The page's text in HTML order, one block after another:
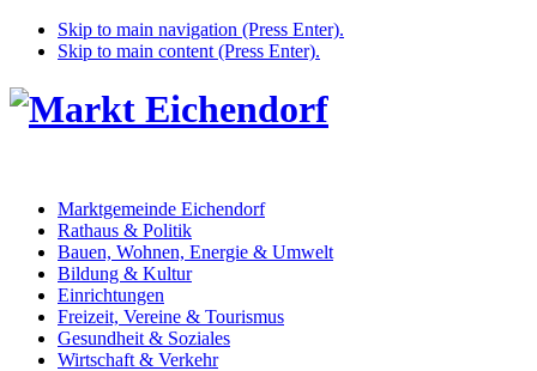
Skip to main navigation (Press Enter).
Skip to main content (Press Enter).
Marktgemeinde Eichendorf
Rathaus & Politik
Bauen, Wohnen, Energie & Umwelt
Bildung & Kultur
Einrichtungen
Freizeit, Vereine & Tourismus
Gesundheit & Soziales
Wirtschaft & Verkehr